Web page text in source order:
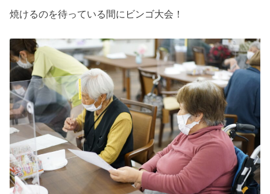
焼けるのを待っている間にビンゴ大会！